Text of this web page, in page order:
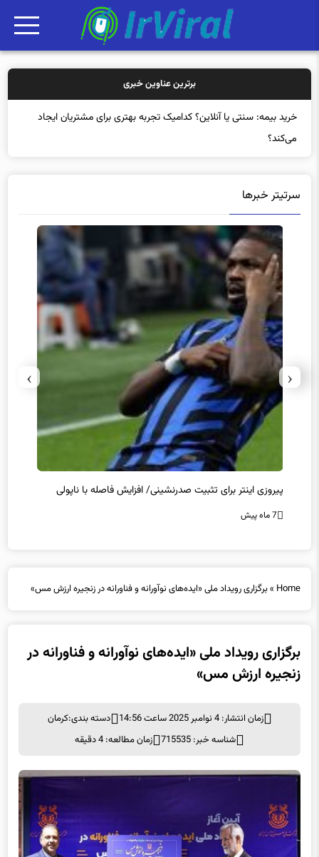
برترین عناوین خبری
خرید
پیروزی اینتر برای تثبیت صدرنشینی/ افزایش فاصله با ناپولی
7 ماه پیش
زنجیره ارزش مس»
شناسه خبر: 715535
زمان مطالعه: 4 دقیقه